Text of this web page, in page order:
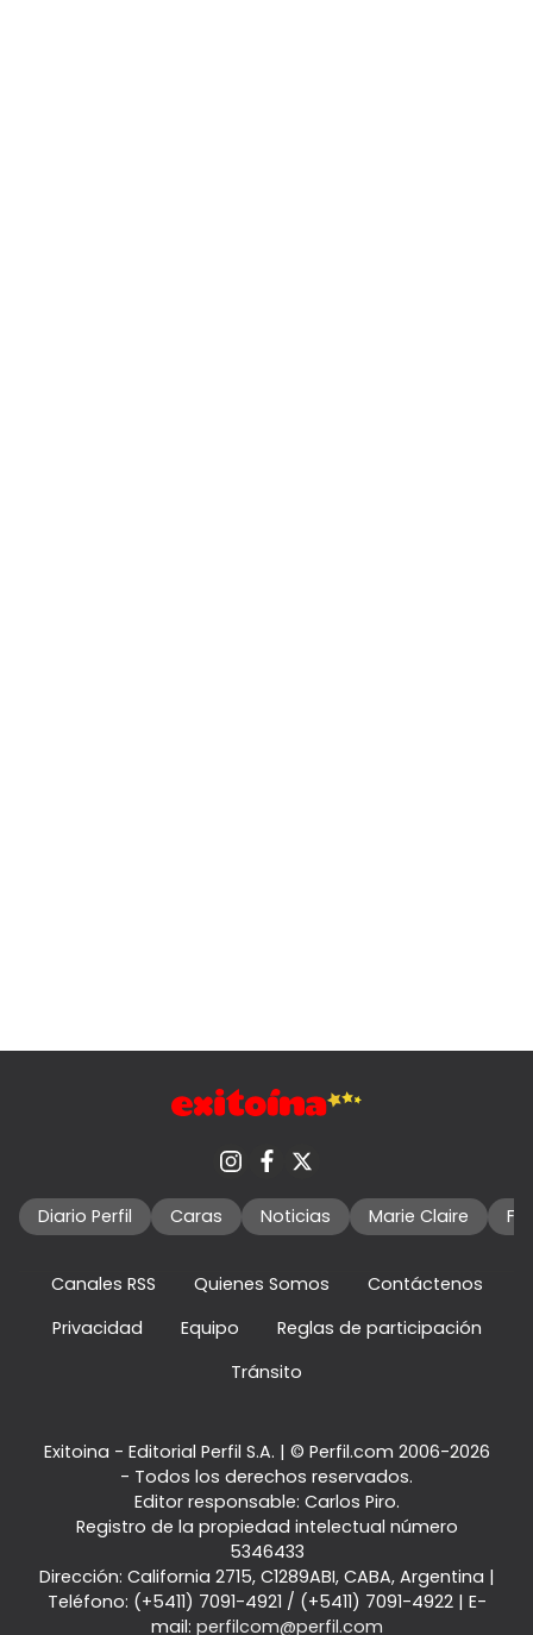
Diario Perfil Caras Noticias Marie Claire
Canales RSS Quienes Somos
Contáctenos
Privacidad
Equipo
Reglas de participación
Tránsito
Exitoina - Editorial Perfil S.A. | © Perfil.com 2006-2026
- Todos los derechos reservados.
Editor responsable: Carlos Piro.
Registro de la propiedad intelectual número
5346433
Dirección: California 2715, C1289ABI, CABA, Argentina |
Teléfono: (+5411) 7091-4921 / (+5411) 7091-4922| E-
mail: perfilcom@perfil.com